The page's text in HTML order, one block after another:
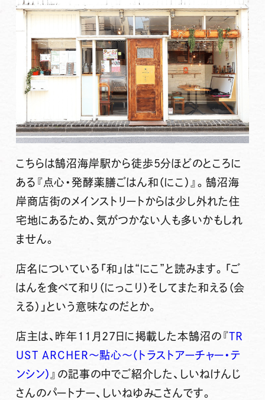
こちらは鵠沼海岸駅から徒歩5分ほどのところに
ある 『点心・発酵薬膳ごはん和（にこ）』 。鵠沼海
岸商店街のメインストリートからは少し外れた住
宅地にあるため、気がつかない人も多いかもしれ
ません。
店名についている 「和」は“にこ”と読みます。「ご
はんを食べて和り（にっこり）そしてまた和える（会
える）」という意味なのだとか。
店主は、昨年11月27日に掲載した本鵠沼の 『TR
UST ARCHER〜點心〜（トラストアーチャー・テ
ンシン） 』 の記事の中でご紹介した、しいねけんじ
さんのパートナー、しいねゆみこさんです。